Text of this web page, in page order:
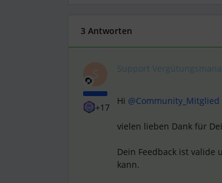
3 Antworten
S
+17
Support
Hi @Community_Mitglied
vielen lieben Dank für
Dein Feedback ist valide
kann.